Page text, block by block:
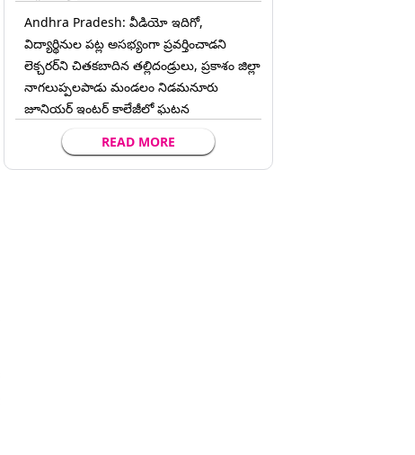
Andhra Pradesh: వీడియో ఇదిగో,
విద్యార్థినుల పట్ల అసభ్యంగా ప్రవర్తించాడని
లెక్చ‌ర‌ర్‌ని చిత‌క‌బాదిన త‌ల్లిదండ్రులు, ప్రకాశం జిల్లా
నాగలుప్పలపాడు మండలం నిడమనూరు
జూనియర్ ఇంటర్ కాలేజీలో ఘటన
READ MORE